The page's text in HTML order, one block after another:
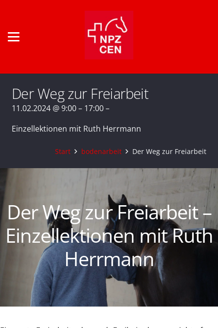
Der Weg zur Freiarbeit
11.02.2024 @ 9:00 – 17:00 –
Einzellektionen mit Ruth Herrmann
Start bodenarbeit Der Weg zur Freiarbeit
Der Weg zur Freiarbeit –
Einzellektionen mit Ruth
Herrmann